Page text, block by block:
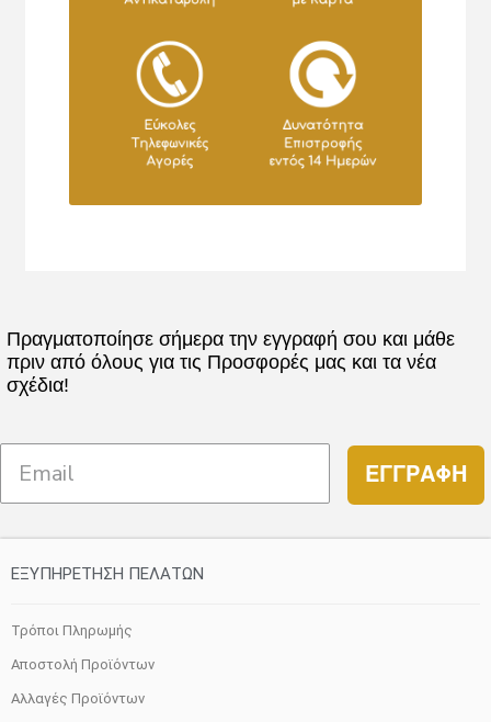
Πραγματοποίησε σήμερα την εγγραφή σου και μάθε
πριν από όλους για τις Προσφορές μας και τα νέα
σχέδια!
ΕΓΓΡΑΦΗ
ΕΞΥΠΗΡΕΤΗΣΗ ΠΕΛΑΤΩΝ
Τρόποι Πληρωμής
Αποστολή Προϊόντων
Αλλαγές Προϊόντων